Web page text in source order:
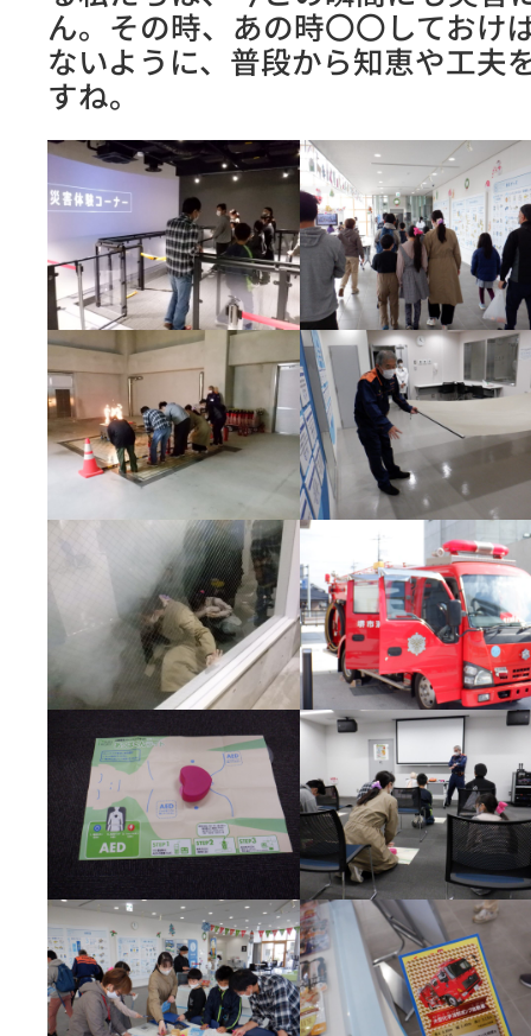
ん。その時、あの時〇〇しておけ
ないように、普段から知恵や工夫
すね。